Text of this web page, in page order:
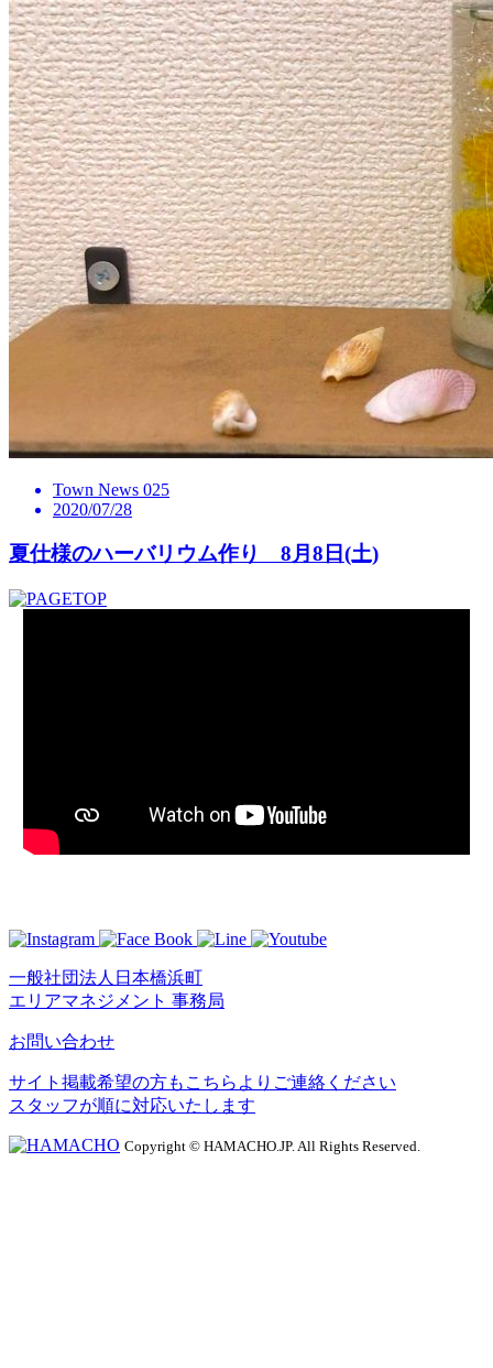
Town News 025
2020/07/28
夏仕様のハーバリウム作り 8月8日(土)
一般社団法人日本橋浜町
エリアマネジメント 事務局
お問い合わせ
サイト掲載希望の方もこちらよりご連絡ください
スタッフが順に対応いたします
Copyright © HAMACHO.JP. All Rights Reserved.